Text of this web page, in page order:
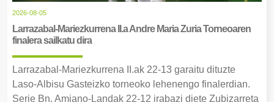
2026-08-05
Larrazabal-Mariezkurrena II.a Andre Maria Zuria Torneoaren
finalera sailkatu dira
Larrazabal-Mariezkurrena II.ak 22-13 garaitu dituzte
Laso-Albisu Gasteizko torneoko lehenengo finalerdian.
Serie Bn, Amiano-Landak 22-12 irabazi diete Zubizarreta